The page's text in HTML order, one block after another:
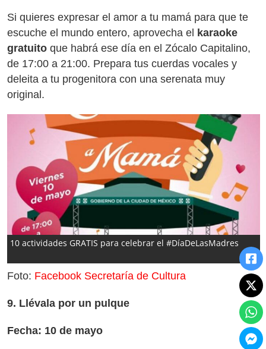
Si quieres expresar el amor a tu mamá para que te
escuche el mundo entero, aprovecha el karaoke
gratuito que habrá ese día en el Zócalo Capitalino,
de 17:00 a 21:00. Prepara tus cuerdas vocales y
deleita a tu progenitora con una serenata muy
original.
10 actividades GRATIS para celebrar el #DíaDeLasMadres
Foto: Facebook Secretaría de Cultura
9. Llévala por un pulque
Fecha: 10 de mayo